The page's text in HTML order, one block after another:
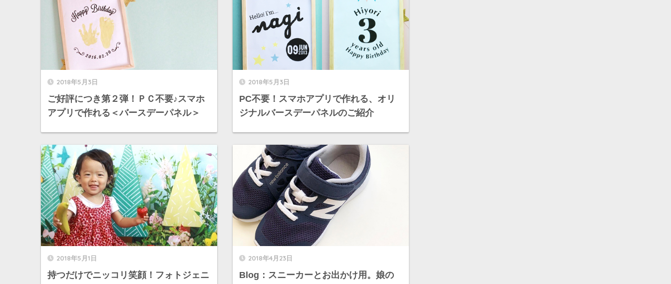
2018年5月3日
ご好評につき第２弾！ＰＣ不要♪スマホ
アプリで作れる＜バースデーパネル＞
2018年5月3日
PC不要！スマホアプリで作れる、オリ
ジナルバースデーパネルのご紹介
2018年5月1日
持つだけでニッコリ笑顔！フォトジェニ
2018年4月23日
Blog：スニーカーとお出かけ用。娘の